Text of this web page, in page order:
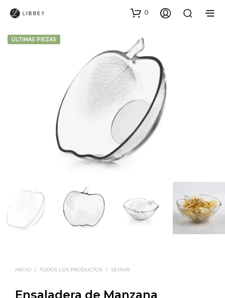
0
ÚLTIMAS PIEZAS
INICIO / TODOS LOS PRODUCTOS / SERVIR
Ensaladera de Manzana